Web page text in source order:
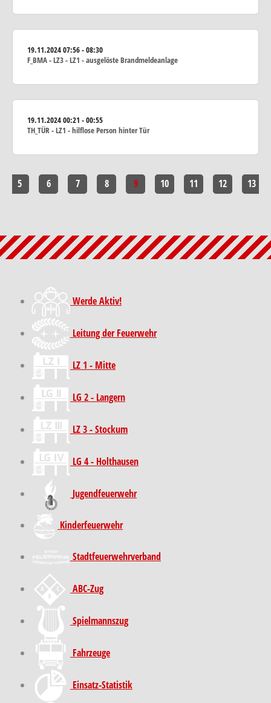
19.11.202407:56 - 08:30
F_BMA - LZ3 - LZ1 - ausgelöste Brandmeldeanlage
19.11.202400:21 - 00:55
TH_TÜR - LZ1 - hilflose Person hinter Tür
5 6 7 8 9 10 11 12 13
Werde Aktiv!
Leitung der Feuerwehr
LZ 1 - Mitte
LG 2 - Langern
LZ 3 - Stockum
LG 4 - Holthausen
Jugendfeuerwehr
Kinder­feuer­wehr
Stadt­feuer­wehr­verband
ABC-Zug
Spielmannszug
Fahrzeuge
Einsatz-Statistik